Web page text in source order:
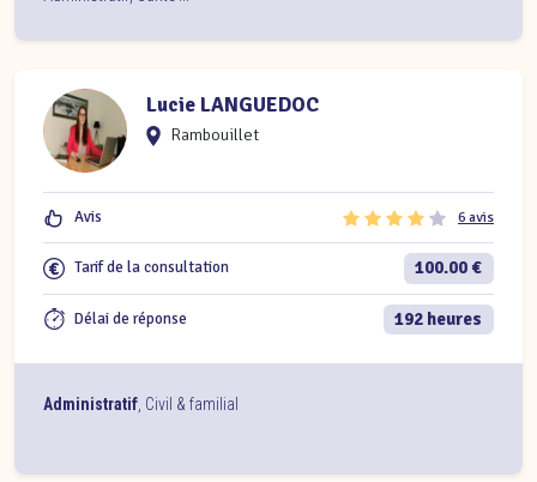
Lucie LANGUEDOC
Rambouillet
Avis 6 avis
Tarif de la consultation 100.00 €
Délai de réponse 192 heures
Administratif Civil & familial